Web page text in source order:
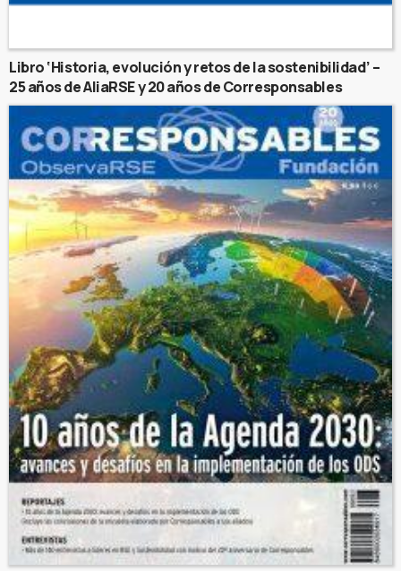
Libro ‘Historia, evolución y retos de la sostenibilidad’ –
25 años de AliaRSE y 20 años de Corresponsables